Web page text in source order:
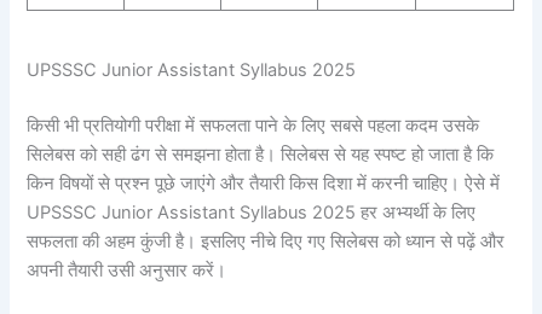
UPSSSC Junior Assistant Syllabus 2025
किसी भी प्रतियोगी परीक्षा में सफलता पाने के लिए सबसे पहला कदम उसके
सिलेबस को सही ढंग से समझना होता है। सिलेबस से यह स्पष्ट हो जाता है कि
किन विषयों से प्रश्न पूछे जाएंगे और तैयारी किस दिशा में करनी चाहिए। ऐसे में
UPSSSC Junior Assistant Syllabus 2025 हर अभ्यर्थी के लिए
सफलता की अहम कुंजी है। इसलिए नीचे दिए गए सिलेबस को ध्यान से पढ़ें और
अपनी तैयारी उसी अनुसार करें।